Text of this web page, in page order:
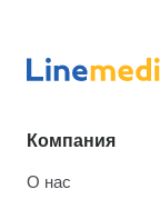
Компания
О нас